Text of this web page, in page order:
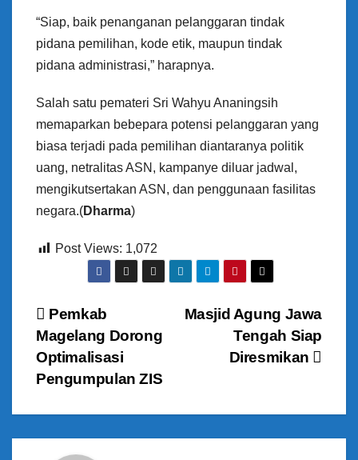
“Siap, baik penanganan pelanggaran tindak
pidana pemilihan, kode etik, maupun tindak
pidana administrasi,” harapnya.
Salah satu pemateri Sri Wahyu Ananingsih
memaparkan bebepara potensi pelanggaran yang
biasa terjadi pada pemilihan diantaranya politik
uang, netralitas ASN, kampanye diluar jadwal,
mengikutsertakan ASN, dan penggunaan fasilitas
negara.(Dharma)
Post Views: 1,072
N
a
v
i
Masjid Agung Jawa
Tengah Siap
Diresmikan
Pemkab
Magelang Dorong
Optimalisasi
Pengumpulan ZIS